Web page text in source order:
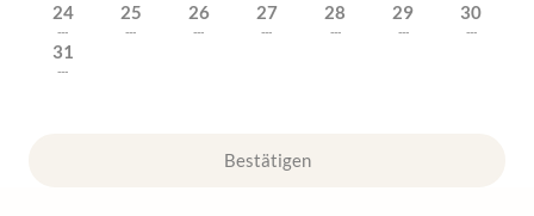
24
---
25
---
26
---
27
---
28
---
29
---
30
---
31
---
Bestätigen